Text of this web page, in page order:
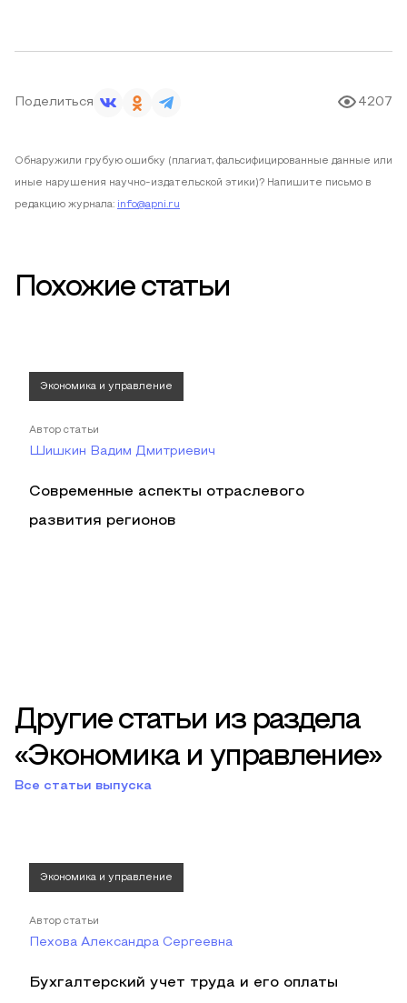
Поделиться 4207
Обнаружили грубую ошибку (плагиат, фальсифицированные данные или
иные нарушения научно-издательской этики)? Напишите письмо в
редакцию журнала: info@apni.ru
Похожие статьи
Экономика и управление
Автор статьи
Шишкин Вадим Дмитриевич
Современные аспекты отраслевого
развития регионов
Другие статьи из раздела
«Экономика и управление»
Все статьи выпуска
Экономика и управление
Автор статьи
Пехова Александра Сергеевна
Бухгалтерский учет труда и его оплаты